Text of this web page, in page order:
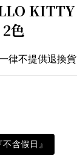
KITTY
色
律不提供退換貨
含假日』